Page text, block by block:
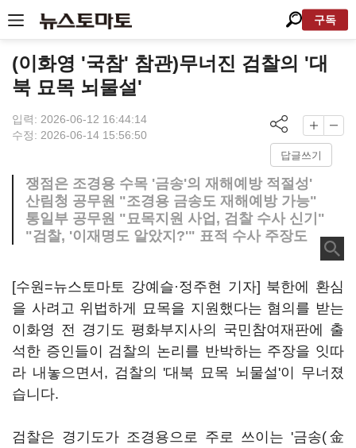
구독
(이화영 '국참' 참관)무너진 검찰의 '대
북 묘목 뇌물설'
입력: 2026-06-12 16:44:14
수정: 2026-06-14 15:56:50
답글쓰기
쟁점은 조경용 수목 '금송'의 재해예방 적절성'
산림청 공무원 "조경용 금송도 재해예방 가능"
통일부 공무원 "묘목지원 사업, 검찰 수사 신기"
"검찰, '이재명도 알았지?'" 표적 수사 주장도
[수원=뉴스토마토 강예슬·정주현 기자] 북한에 환심
을 사려고 위법하게 묘목을 지원했다는 혐의를 받는
이화영 전 경기도 평화부지사의 국민참여재판에 출
석한 증인들이 검찰의 논리를 반박하는 주장을 잇따
라 내놓으면서, 검찰의 '대북 묘목 뇌물설'이 무너졌
습니다.
검찰은 경기도가 조경용으로 주로 쓰이는 '금송(金